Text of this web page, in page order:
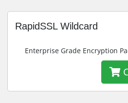
RapidSSL Wildcard
Enterprise Grade Encryption